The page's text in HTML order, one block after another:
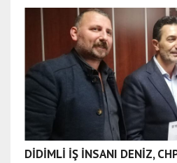
DİDİMLİ İŞ İNSANI DENİZ,